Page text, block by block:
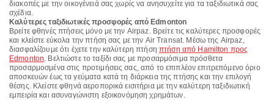
διακοπές με την οικογένειά σας χωρίς να ανησυχείτε για τα ταξιδιωτικά σας
σχέδια.
Καλύτερες ταξιδιωτικές προσφορές από Edmonton
Βρείτε φθηνές πτήσεις μόνο με την Airpaz. Βρείτε τις καλύτερες προσφορές
και κλείστε εύκολα την πτήση σας με την Air Transat. Μέσω της Airpaz,
διασφαλίζουμε ότι έχετε την καλύτερη πτήσηπτήση από Hamilton προς
Edmonton. Βελτιώστε το ταξίδι σας με προσαρμόσιμα πρόσθετα
προσαρμοσμένα στις προτιμήσεις σας, από το επιπλέον επιτρεπόμενο όριο
αποσκευών έως τα γεύματα κατά τη διάρκεια της πτήσης και την επιλογή
θέσης. Κλείστε φθηνά αεροπορικά εισιτήρια με την καλύτερη ταξιδιωτική
εμπειρία και ασυναγώνιστη εξοικονόμηση χρημάτων.